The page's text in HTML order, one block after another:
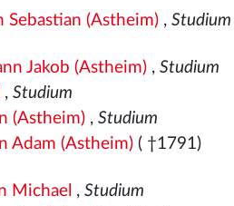
Sebastian (Astheim) ,Studium
Jakob (Astheim) ,Studium
,Studium
(Astheim) ,Studium
Adam (Astheim) ( †1791)
Michael ,Studium